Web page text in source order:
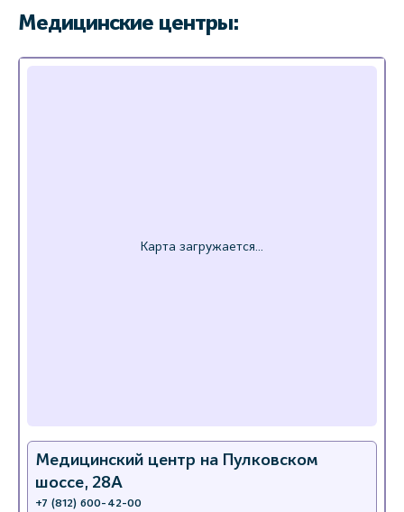
Медицинские центры:
Медицинский центр на Пулковском
шоссе, 28А
+7 (812) 600-42-00